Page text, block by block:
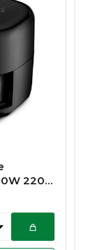
220V